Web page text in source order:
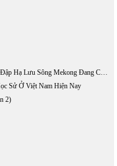
Sau Chuỗi Đập Vân Nam Thêm Sáu Dự Án Đập Hạ Lưu Sông Mekong Đang Chết Dần
Sử Ở Việt Nam Hiện Nay
2)